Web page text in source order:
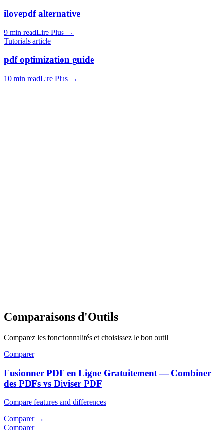
ilovepdf alternative
9 min readLire Plus →
Tutorials article
pdf optimization guide
10 min readLire Plus →
Comparaisons d'Outils
Comparez les fonctionnalités et choisissez le bon outil
Comparer
Fusionner PDF en Ligne Gratuitement — Combiner
des PDFs vs Diviser PDF
Compare features and differences
Comparer→
Comparer